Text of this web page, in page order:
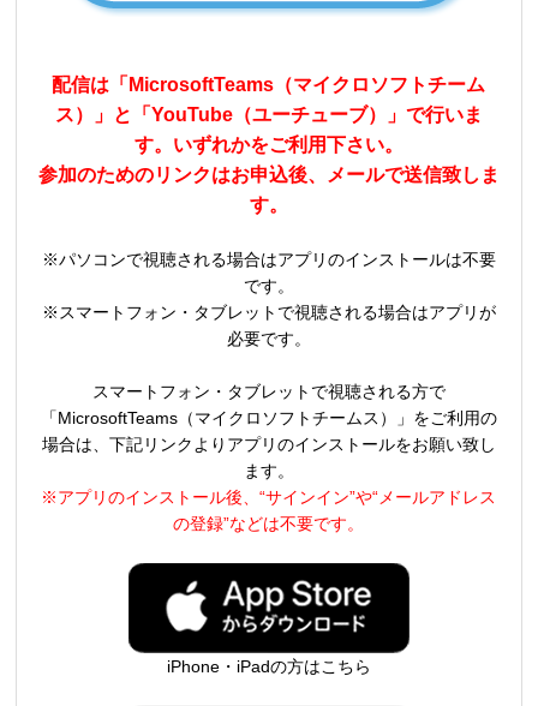
配信は「MicrosoftTeams（マイクロソフトチーム
ス）」と「YouTube（ユーチューブ）」で行いま
す。いずれかをご利用下さい。
参加のためのリンクはお申込後、メールで送信致しま
す。
※パソコンで視聴される場合はアプリのインストールは不要
です。
※スマートフォン・タブレットで視聴される場合はアプリが
必要です。
スマートフォン・タブレットで視聴される方で
「MicrosoftTeams（マイクロソフトチームス）」をご利用の
場合は、下記リンクよりアプリのインストールをお願い致し
ます。
※アプリのインストール後、“サインイン”や“メールアドレス
の登録”などは不要です。
iPhone・iPadの方はこちら